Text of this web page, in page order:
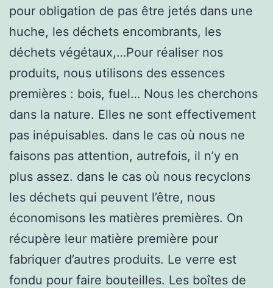
pour obligation de pas être jetés dans une
huche, les déchets encombrants, les
déchets végétaux,…Pour réaliser nos
produits, nous utilisons des essences
premières : bois, fuel… Nous les cherchons
dans la nature. Elles ne sont effectivement
pas inépuisables. dans le cas où nous ne
faisons pas attention, autrefois, il n’y en
plus assez. dans le cas où nous recyclons
les déchets qui peuvent l’être, nous
économisons les matières premières. On
récupère leur matière première pour
fabriquer d’autres produits. Le verre est
fondu pour faire bouteilles. Les boîtes de